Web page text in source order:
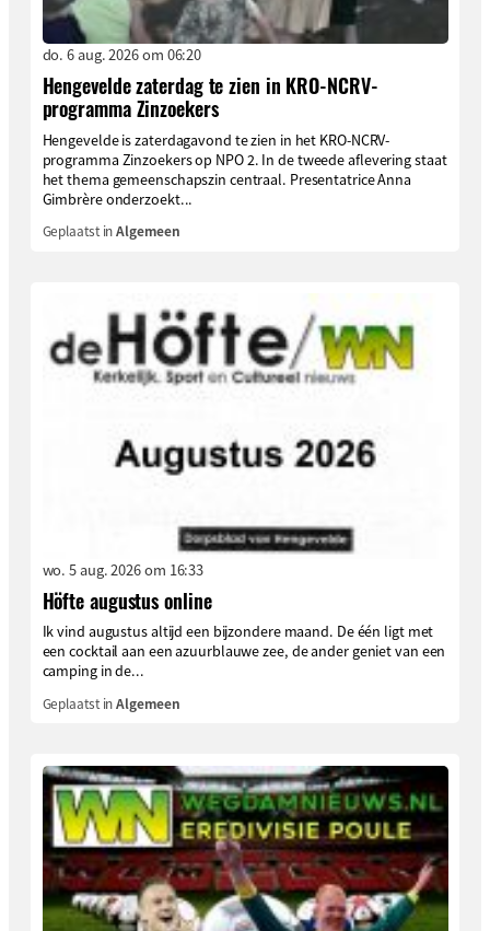
do. 6 aug. 2026 om 06:20
Hengevelde zaterdag te zien in KRO-NCRV-
programma Zinzoekers
Hengevelde is zaterdagavond te zien in het KRO-NCRV-
programma Zinzoekers op NPO 2. In de tweede aflevering staat
het thema gemeenschapszin centraal. Presentatrice Anna
Gimbrère onderzoekt...
Geplaatst inAlgemeen
wo. 5 aug. 2026 om 16:33
Höfte augustus online
Ik vind augustus altijd een bijzondere maand. De één ligt met
een cocktail aan een azuurblauwe zee, de ander geniet van een
camping in de...
Geplaatst inAlgemeen